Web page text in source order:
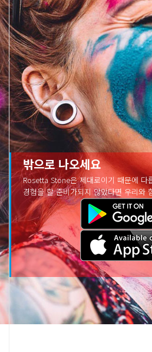
밖으로 나오세요
Rosetta Stone은 제대로이기 때문에 다
경험을 할 준비가되지 않았다면 우리와